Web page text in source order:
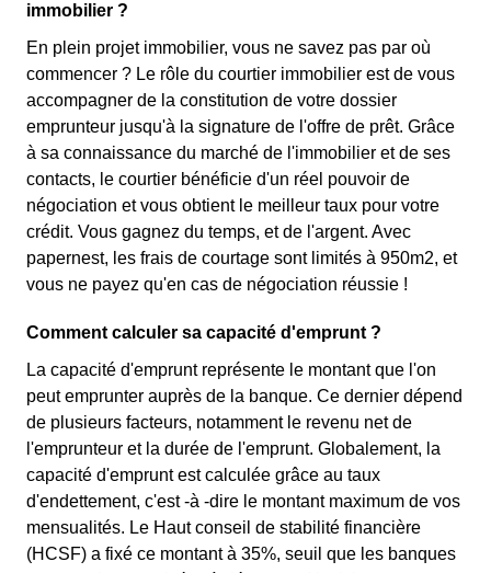
immobilier ?
En plein projet immobilier, vous ne savez pas par où
commencer ? Le rôle du courtier immobilier est de vous
accompagner de la constitution de votre dossier
emprunteur jusqu'à la signature de l'offre de prêt. Grâce
à sa connaissance du marché de l'immobilier et de ses
contacts, le courtier bénéficie d'un réel pouvoir de
négociation et vous obtient le meilleur taux pour votre
crédit. Vous gagnez du temps, et de l'argent. Avec
papernest, les frais de courtage sont limités à 950m2, et
vous ne payez qu'en cas de négociation réussie !
Comment calculer sa capacité d'emprunt ?
La capacité d'emprunt représente le montant que l'on
peut emprunter auprès de la banque. Ce dernier dépend
de plusieurs facteurs, notamment le revenu net de
l'emprunteur et la durée de l'emprunt. Globalement, la
capacité d'emprunt est calculée grâce au taux
d'endettement, c'est -à -dire le montant maximum de vos
mensualités. Le Haut conseil de stabilité financière
(HCSF) a fixé ce montant à 35%, seuil que les banques